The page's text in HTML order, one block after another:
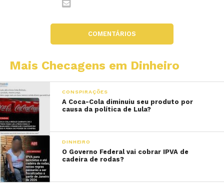
COMENTÁRIOS
Mais Checagens em Dinheiro
CONSPIRAÇÕES
A Coca-Cola diminuiu seu produto por
causa da política de Lula?
DINHEIRO
O Governo Federal vai cobrar IPVA de
cadeira de rodas?